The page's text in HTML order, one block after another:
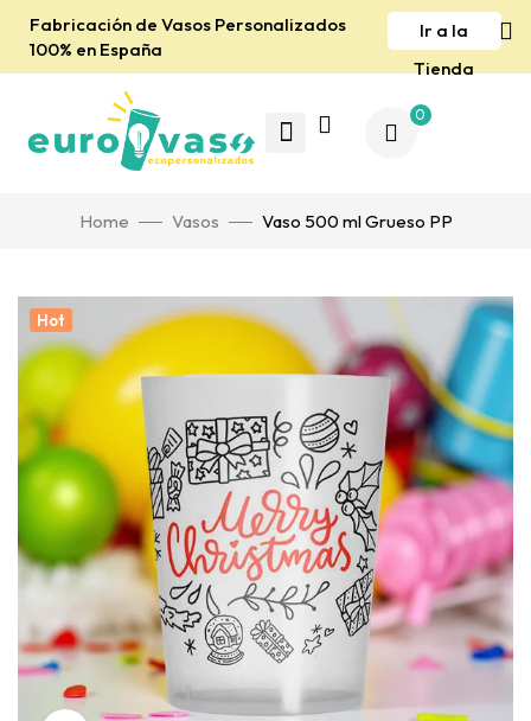
Fabricación de Vasos Personalizados
100% en España
Ir a la
Tienda
0
Home Vasos Vaso 500 ml Grueso PP
Hot